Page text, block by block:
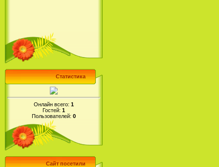
Статистика
Онлайн всего: 1
Гостей: 1
Пользователей: 0
Сайт посетили